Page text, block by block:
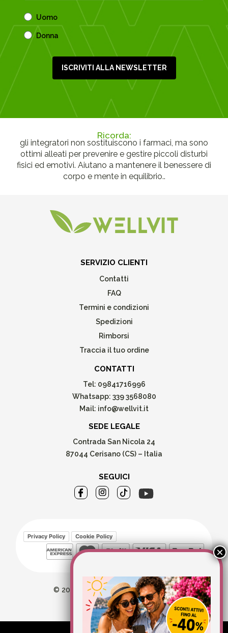
Uomo
Donna
ISCRIVITI ALLA NEWSLETTER
Ricorda:
gli integratori non sostituiscono i farmaci, ma sono
ottimi alleati per prevenire e gestire piccoli disturbi
fisici ed emotivi. Aiutano a mantenere il benessere di
corpo e mente in equilibrio..
SERVIZIO CLIENTI
Contatti
FAQ
Termini e condizioni
Spedizioni
Rimborsi
Traccia il tuo ordine
CONTATTI
Tel: 09841716996
Whatsapp: 339 3568080
Mail: info@wellvit.it
SEDE LEGALE
Contrada San Nicola 24
87044 Cerisano (CS) – Italia
SEGUICI
Privacy Policy Cookie Policy
© 2026 Wellvit All Rights Reserved
Credits:Aries comunica